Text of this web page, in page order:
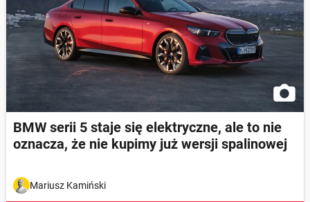
BMW serii 5 staje się elektryczne, ale to nie
oznacza, że nie kupimy już wersji spalinowej
Mariusz Kamiński